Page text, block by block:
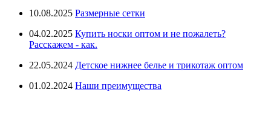
10.08.2025 Размерные сетки
04.02.2025 Купить носки оптом и не пожалеть?
Расскажем - как.
22.05.2024 Детское нижнее белье и трикотаж оптом
01.02.2024 Наши преимущества